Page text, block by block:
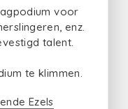
voor
enz.
talent.
te klimmen.
Ezels